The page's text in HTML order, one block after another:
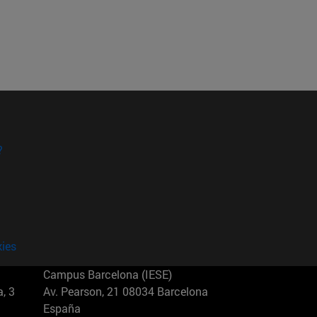
3
Campus Barcelona (IESE)
Av. Pearson, 21 08034 Barcelona
España